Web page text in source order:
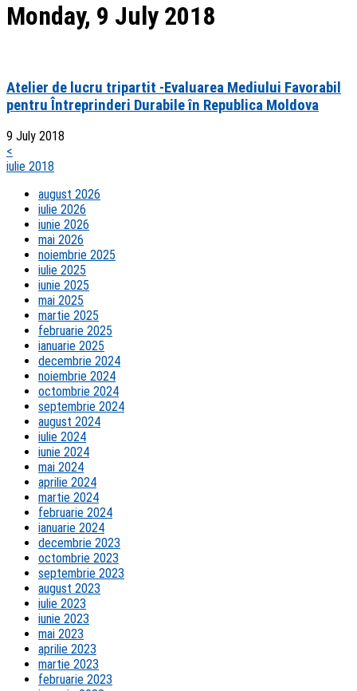
Monday, 9 July 2018
Atelier de lucru tripartit -Evaluarea Mediului Favorabil
pentru Întreprinderi Durabile în Republica Moldova
9 July 2018
<
iulie 2018
august 2026
iulie 2026
iunie 2026
mai 2026
noiembrie 2025
iulie 2025
iunie 2025
mai 2025
martie 2025
februarie 2025
ianuarie 2025
decembrie 2024
noiembrie 2024
octombrie 2024
septembrie 2024
august 2024
iulie 2024
iunie 2024
mai 2024
aprilie 2024
martie 2024
februarie 2024
ianuarie 2024
decembrie 2023
octombrie 2023
septembrie 2023
august 2023
iulie 2023
iunie 2023
mai 2023
aprilie 2023
martie 2023
februarie 2023